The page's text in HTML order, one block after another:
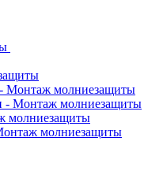
Монтаж молниезащиты
- Монтаж молниезащиты
молниезащиты
молниезащиты